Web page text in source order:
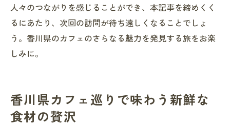
人々のつながりを感じることができ、本記事を締めくく
るにあたり、次回の訪問が待ち遠しくなることでしょ
う。香川県のカフェのさらなる魅力を発見する旅をお楽
しみに。
香川県カフェ巡りで味わう新鮮な
食材の贅沢